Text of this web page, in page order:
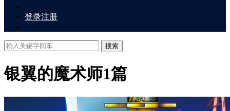
登录注册
搜索
银翼的魔术师1篇